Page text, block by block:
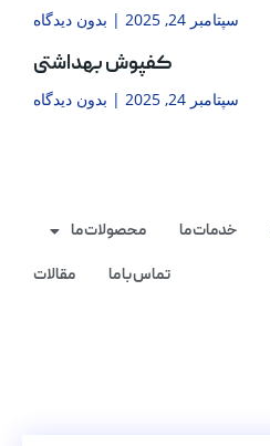
سپتامبر 24, 2025 بدون دیدگاه
کفپوش بهداشتی
سپتامبر 24, 2025 بدون دیدگاه
خدمات ما
محصولات ما
تماس با ما
مقالات